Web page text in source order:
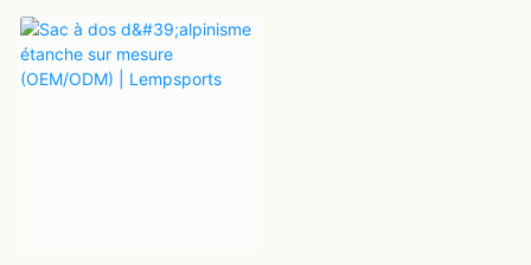
Professionnel OEM/ODM